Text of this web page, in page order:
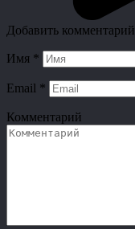
Добавить комментарий
Имя *
Email *
Комментарий